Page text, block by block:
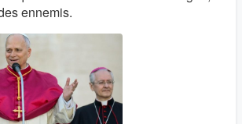
ennemis.